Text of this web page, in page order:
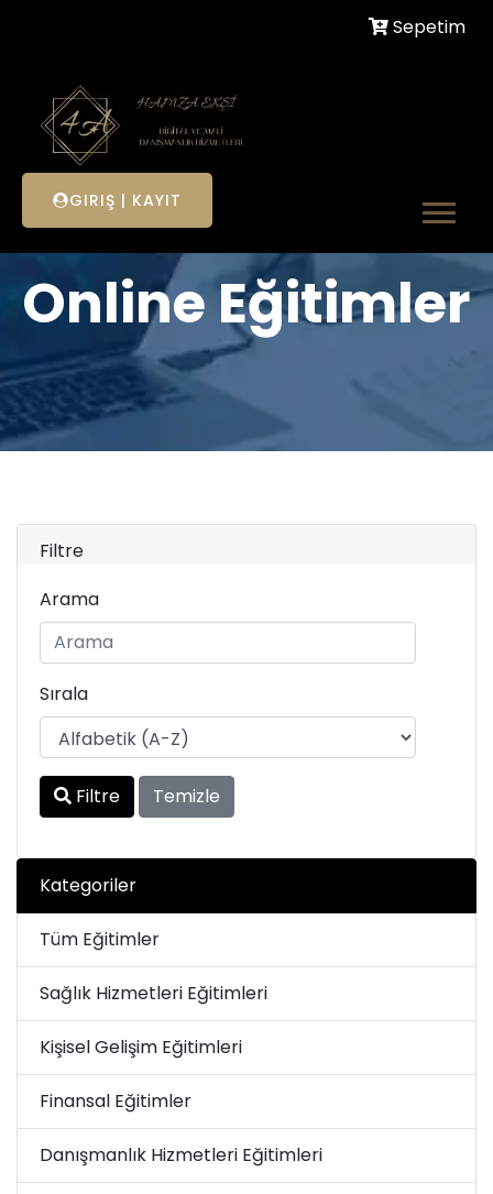
Sepetim
GIRIŞ | KAYIT
Online Eğitimler
Filtre
Arama
Sırala
Filtre Temizle
Kategoriler
Tüm Eğitimler
Sağlık Hizmetleri Eğitimleri
Kişisel Gelişim Eğitimleri
Finansal Eğitimler
Danışmanlık Hizmetleri Eğitimleri